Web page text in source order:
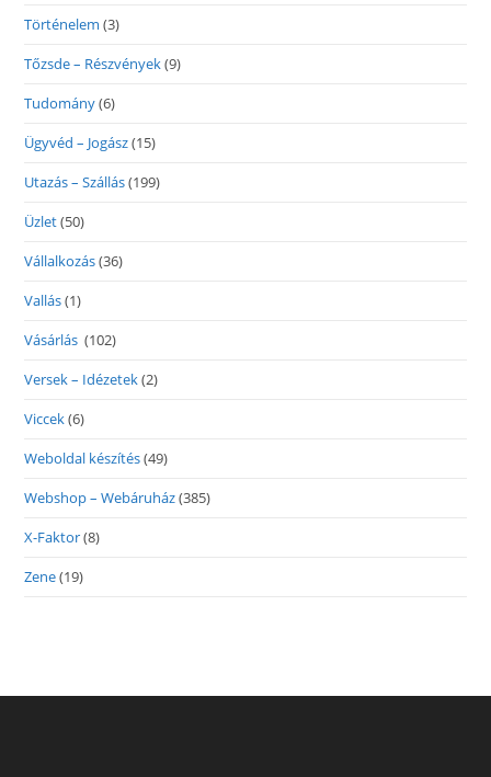
Történelem (3)
Tőzsde – Részvények(9)
Tudomány(6)
Ügyvéd – Jogász(15)
Utazás – Szállás(199)
Üzlet(50)
Vállalkozás(36)
Vallás(1)
Vásárlás (102)
Versek – Idézetek(2)
Viccek(6)
Weboldal készítés(49)
Webshop – Webáruház(385)
X-Faktor(8)
Zene(19)